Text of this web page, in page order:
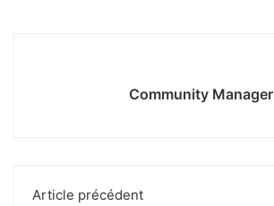
Community Manager
Article précédent